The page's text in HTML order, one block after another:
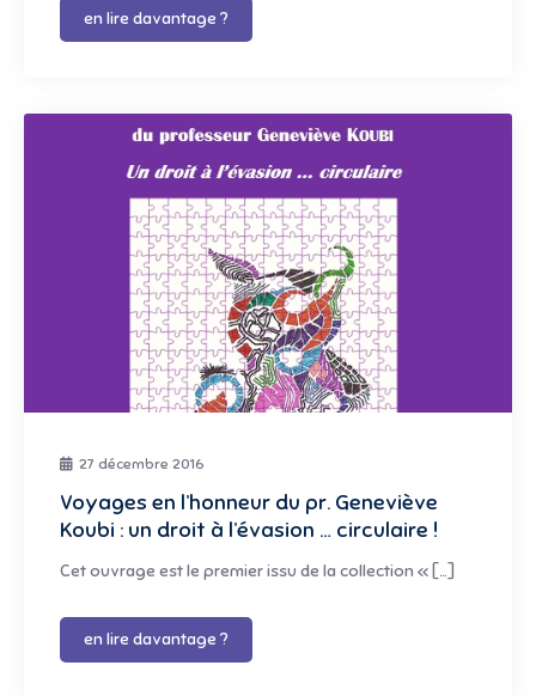
en lire davantage ?
27 décembre 2016
Voyages en l’honneur du pr. Geneviève
Koubi : un droit à l’évasion … circulaire !
Cet ouvrage est le premier issu de la collection « […]
en lire davantage ?